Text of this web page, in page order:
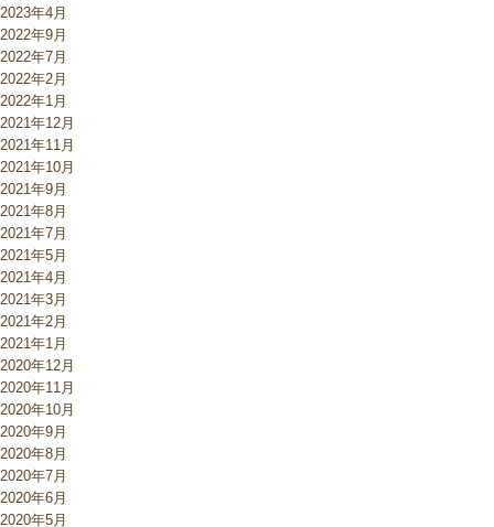
2023年4月
2022年9月
2022年7月
2022年2月
2022年1月
2021年12月
2021年11月
2021年10月
2021年9月
2021年8月
2021年7月
2021年5月
2021年4月
2021年3月
2021年2月
2021年1月
2020年12月
2020年11月
2020年10月
2020年9月
2020年8月
2020年7月
2020年6月
2020年5月